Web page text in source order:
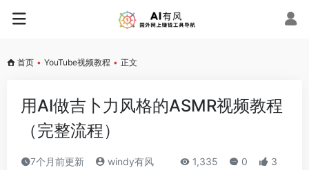
首页 • YouTube视频教程 • 正文
用AI做吉卜力风格的ASMR视频教程
（完整流程）
7个月前更新 windy有风 1,335 0 3